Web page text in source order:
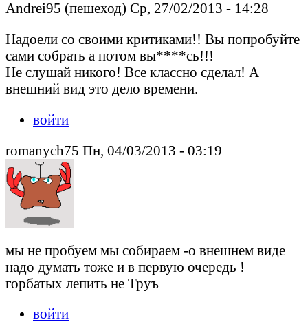
Andrei95 (пешеход) Ср, 27/02/2013 - 14:28
Надоели со своими критиками!! Вы попробуйте
сами собрать а потом вы****сь!!!
Не слушай никого! Все классно сделал! А
внешний вид это дело времени.
войти
romanych75 Пн, 04/03/2013 - 03:19
мы не пробуем мы собираем -о внешнем виде
надо думать тоже и в первую очередь !
горбатых лепить не Труъ
войти